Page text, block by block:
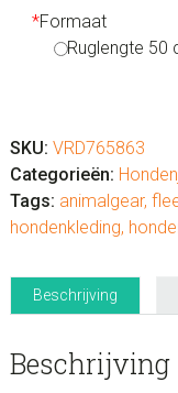
*Formaat
Ruglengte 50
met
bontkraag
aantal
SKU: VRD765863
Categorieën:
Tags: animalgear,
hondenkleding,
Beschrijving
Beschrijving